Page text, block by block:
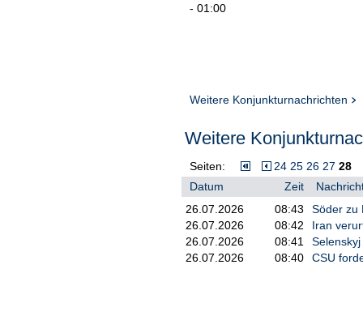
- 01:00
Weitere Konjunkturnachrichten
Weitere
Seiten: 24 25 26 27 28
Datum
Zeit
26.07.2026
08:43
Söder zu
26.07.2026
08:42
Iran
26.07.2026
08:41
26.07.2026
08:40 CSU